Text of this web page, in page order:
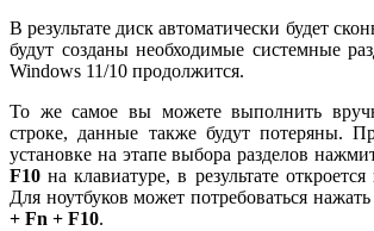
В результате диск автоматически будет
будут созданы необходимые системные
Windows 11/10 продолжится.
То же самое вы можете выполнить
строке, данные также будут потеряны.
установке на этапе выбора разделов
F10 на клавиатуре, в результате
Для ноутбуков может потребоваться
+ Fn + F10.